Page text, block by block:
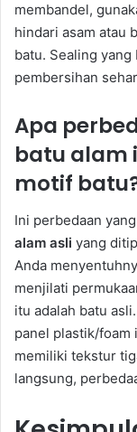
membandel,
hindari asam atau
batu. Sealing
pembersihan
Apa
batu alam
motif
Ini perbedaan
alam asli yang
Anda
menjilati
itu adalah batu
panel plastik/foam
memiliki tekstur
langsung,